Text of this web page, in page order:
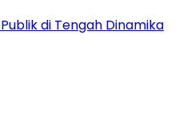
di Tengah Dinamika